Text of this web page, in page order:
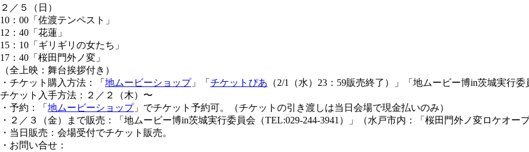
２／５（日）
10：00「佐渡テンペスト」
12：40「花蓮」
15：10「ギリギリの女たち」
17：40「桜田門外ノ変」
（全上映：舞台挨拶付き）
・チケット購入方法：「 地ムービーショップ」「 チケットぴあ （2/1（水）23：59販売終了）」「地ムービー博in茨城実行委
チケット入手方法：２／２（木）〜
・予約：「 地ムービーショップ」でチケット予約可。（チケットの引き渡しは当日会場で現金払いのみ）
・２／３（金）まで販売：「地ムービー博in茨城実行委員会（TEL:029-244-3941）」（水戸市内：「桜田門外ノ変ロケオー
・当日販売：会場受付でチケット販売。
・お問い合せ：